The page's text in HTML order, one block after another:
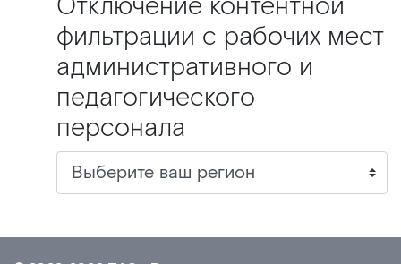
Отключение контентной
фильтрации с рабочих мест
административного и
педагогического
персонала